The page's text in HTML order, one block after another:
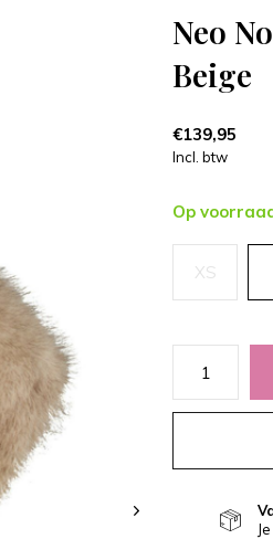
Neo
Beige
€139,95
Incl. btw
Op
XS